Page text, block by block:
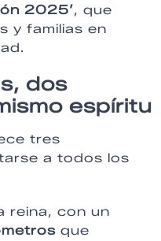
2025’, que
y familias en
dos
espíritu
tres
a todos los
reina, con un
que